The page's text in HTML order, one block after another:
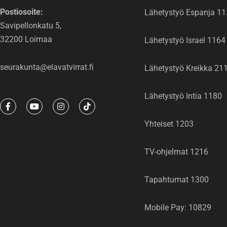
Postiosoite:
Savipellonkatu 5,
32200 Loimaa
seurakunta@elavatvirrat.fi
F
a
Y
o
I
n
T
i
Lähetystyö Espanja
Lähetystyö Israel 1164
Lähetystyö Kreikka
Lähetystyö Intia 1180
Yhteiset 1203
TV-ohjelmat 1216
Tapahtumat 1300
Mobile Pay: 10829